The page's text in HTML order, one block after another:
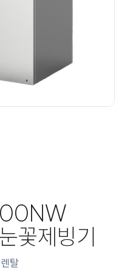
꽃제빙기
렌탈